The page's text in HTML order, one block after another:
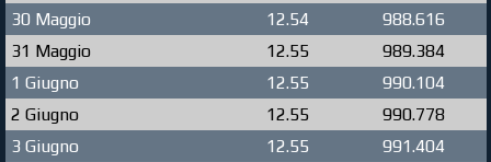
30 Maggio
12.54
988.616
31 Maggio
12.55
989.384
1 Giugno
12.55
990.104
2 Giugno
12.55
990.778
3 Giugno
12.55
991.404